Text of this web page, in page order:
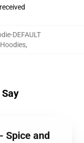
DEFAULT
,
Spice and